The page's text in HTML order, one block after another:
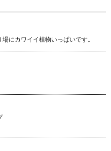
にカワイイ植物いっぱいです。